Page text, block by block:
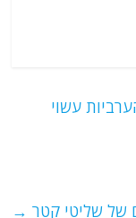
עשוי
של שליטי קטר →